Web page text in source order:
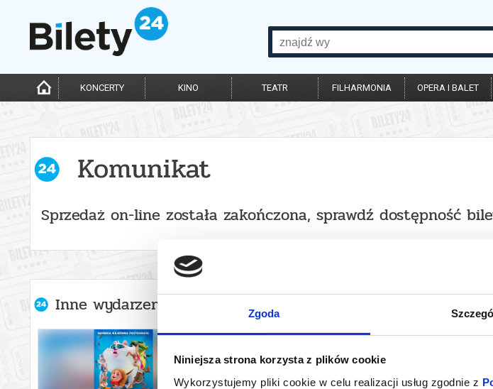
Zgoda
Niniejsza strona korzysta z plików cookie
Wykorzystujemy pliki cookie w celu realizacji usług zgodnie z
KONCERTY KINO TEATR FILHARMONIA OPERA I BALET
Komunikat
Sprzedaż on-line została zakończona, sprawdź dostępność
Inne wydarzenia organizatora